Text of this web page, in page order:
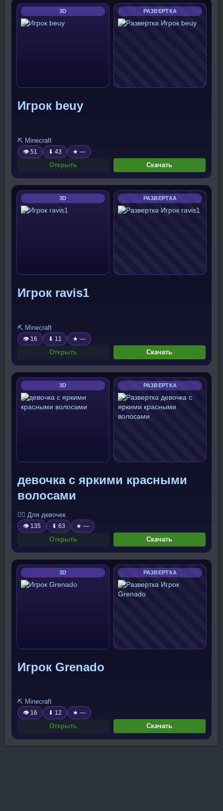
3D РАЗВЕРТКА
Игрок beuy
⛏️ Minecraft
👁 51 ⬇ 43 ★ —
Открыть Скачать
3D РАЗВЕРТКА
Игрок ravis1
⛏️ Minecraft
👁 16 ⬇ 11 ★ —
Открыть Скачать
3D РАЗВЕРТКА
девочка с яркими красными
волосами
🧍‍♀️ Для девочек
👁 135 ⬇ 63 ★ —
Открыть Скачать
3D РАЗВЕРТКА
Игрок Grenado
⛏️ Minecraft
👁 16 ⬇ 12 ★ —
Открыть Скачать